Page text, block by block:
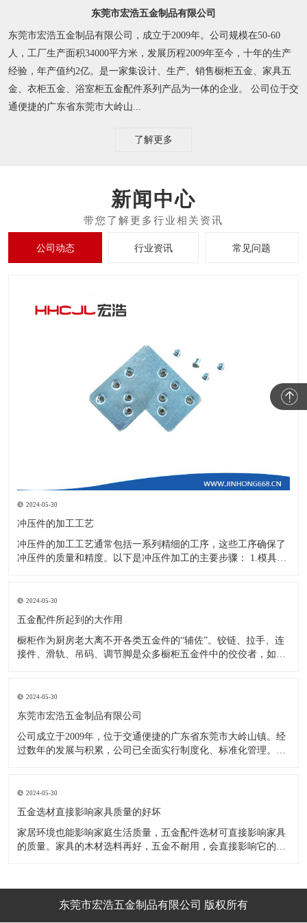
东莞市宏浩五金制品有限公司
东莞市宏浩五金制品有限公司，成立于2009年。公司规模在50-60
人，工厂生产面积34000平方米，发展历程2009年至今，十年的生产
经验，年产值约2亿。是一家集设计、生产、销售橱柜五金、家具五
金、衣柜五金、浴室柜五金配件系列产品为一体的企业。 公司位于交
通便捷的广东省东莞市大岭山...
了解更多
新闻中心
公司动态 行业资讯 常见问题
2024-05-30
冲压件的加工工艺
冲压件的加工工艺通常包括一系列精细的工序，这些工序确保了
冲压件的质量和精度。以下是冲压件加工的主要步骤： 1.模具设
开料与落料：在图纸上标注尺寸后，根据图纸要求选择合适的板
材。然
2024-05-30
五金配件所起到的大作用
橱柜作为厨房老大离不开各类五金件的“辅佐”。铰链、拉手、连
接件、滑轨、吊码、调节脚是众多橱柜五金件中的佼佼者，如果
调节脚，橱柜就像得了“软骨症”，站都站不直……五花八门的橱
柜五金件好
2024-05-30
东莞市宏浩五金制品有限公司
公司成立于2009年，位于交通便捷的广东省东莞市大岭山镇。经
过数年的发展与积累，公司已全面实行制度化、标准化管理。从
的改造创新，设计制造了一系列更加新颖、美观、更具时代潮流
的新
2024-05-30
五金选材直接影响家具质量的好坏
家居环境也能影响家庭生活质量，五金配件选材可直接影响家具
的质量。家具的木材选料再好，五金不耐用，会直接影响它的使
金、铝合金等。不同五金的加工工艺不同：钳工、表面涂覆处
理、焊接、机械加东莞市宏浩五金制品有限公司 版权所有